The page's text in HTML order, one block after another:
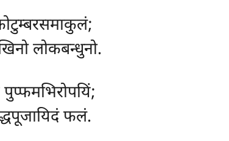
लोकबन्धुनो.
फलं.